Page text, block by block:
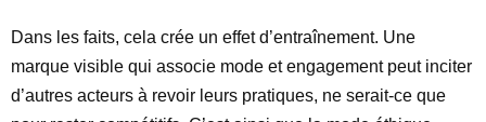
Dans les faits, cela crée un effet d’entraînement. Une
marque visible qui associe mode et engagement peut inciter
d’autres acteurs à revoir leurs pratiques, ne serait-ce que